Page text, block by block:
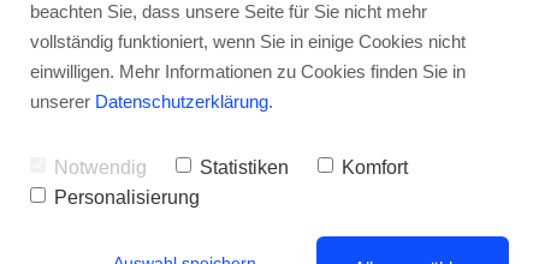
Bildnachweis
20. Ausgabe
https://stock.adobe.com/de/479310264 Von Andrii
Yalanskyi
https://stock.adobe.com/de/256191534Von robert
beachten Sie, dass unsere Seite für Sie nicht mehr
vollständig funktioniert, wenn Sie in einige Cookies nicht
einwilligen. Mehr Informationen zu Cookies finden Sie in
unserer Datenschutzerklärung.
Notwendig Statistiken
Komfort
Personalisierung